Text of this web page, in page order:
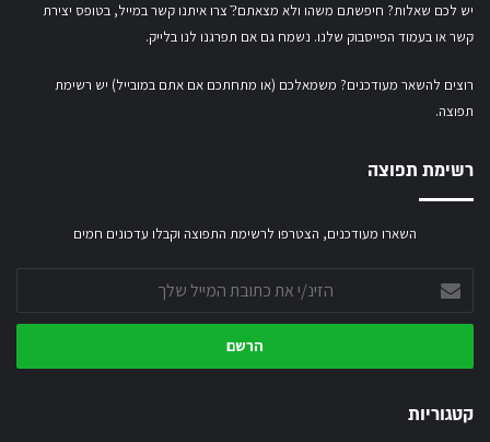
יש לכם שאלות? חיפשתם משהו ולא מצאתם?ֿ צרו איתנו קשר במייל, בטופס יצירת
קשראובעמוד הפייסבוק שלנו. נשמח גם אם תפרגנו לנו בלייק.
רוצים להשאר מעודכנים? משמאלכם (או מתחתכם אם אתם במובייל) יש רשימת
תפוצה.
רשימת תפוצה
השארו מעודכנים, הצטרפו לרשימת התפוצה וקבלו עדכונים חמים
את
כתובת
שלך
קטגוריות